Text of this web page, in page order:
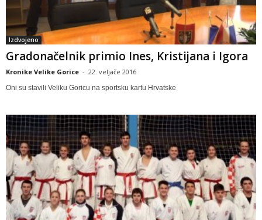
Izdvojeno
Gradonačelnik primio Ines, Kristijana i Igora
Kronike Velike Gorice - 22. veljače 2016
Oni su stavili Veliku Goricu na sportsku kartu Hrvatske